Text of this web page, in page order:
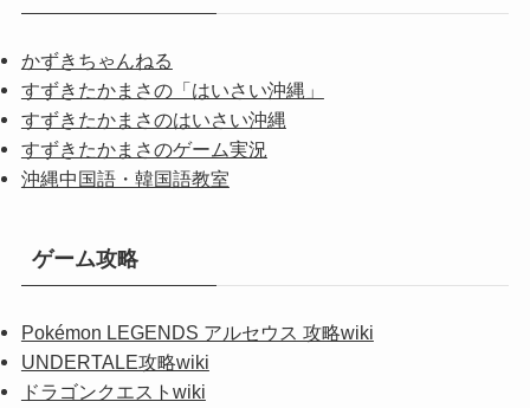
かずきちゃんねる
すずきたかまさの「はいさい沖縄」
すずきたかまさのはいさい沖縄
すずきたかまさのゲーム実況
沖縄中国語・韓国語教室
ゲーム攻略
Pokémon LEGENDS アルセウス 攻略wiki
UNDERTALE攻略wiki
ドラゴンクエストwiki